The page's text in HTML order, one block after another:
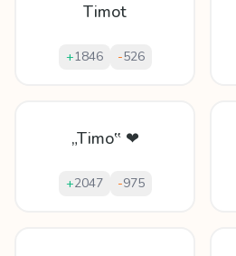
Timot
+1846 -526
„Timo‟ ❤
+2047 -975